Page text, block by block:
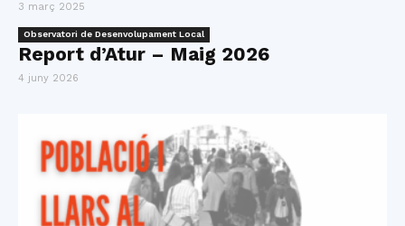
3 març 2025
Observatori de Desenvolupament Local
Report d’Atur – Maig 2026
4 juny 2026